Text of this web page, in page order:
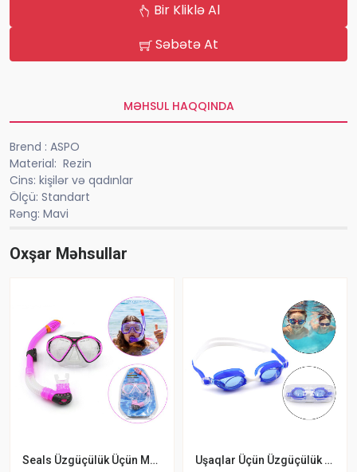
Bir Kliklə Al
Səbətə At
MƏHSUL HAQQINDA
Brend : ASPO
Material: Rezin
Cins: kişilər və qadınlar
Ölçü: Standart
Rəng: Mavi
Oxşar Məhsullar
Seals Üzgüçülük Üçün Maska Boru Ilə Pink Uşaqlar Üçün Üzgüçülük Eynəyi Suya Davaml Rengli Üzgüçülük Eynəyi